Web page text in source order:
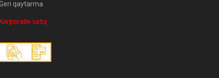
qaytarma
Korporativ satış